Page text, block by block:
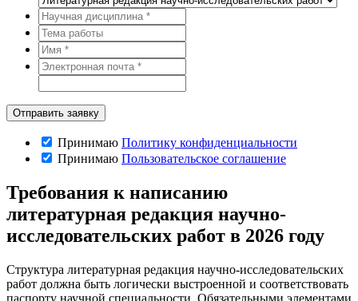
Принимаю Политику конфиденциальности
Принимаю Пользовательское соглашение
Требования к написанию
литературная редакция научно-
исследовательских работ в 2026 году
Структура литературная редакция научно-исследовательских
работ должна быть логически выстроенной и соответствовать
паспорту научной специальности. Обязательными элементами